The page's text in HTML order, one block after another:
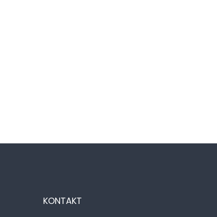
KONTAKT